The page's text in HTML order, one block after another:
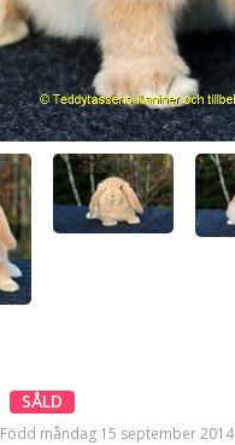
SÅLD
Född måndag 15 september 2014